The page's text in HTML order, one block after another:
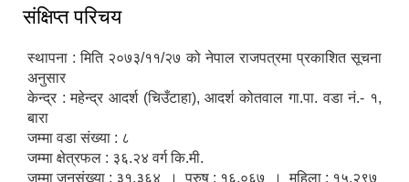
संक्षिप्त परिचय
स्थापना : मिति २०७३/११/२७ को नेपाल राजपत्रमा प्रकाशित सूचना
अनुसार
केन्द्र : महेन्द्र आदर्श (चिउँटाहा), आदर्श कोतवाल गा.पा. वडा नं.- १,
बारा
जम्मा वडा संख्या : ८
जम्मा क्षेत्रफल : ३६.२४ वर्ग कि.मी.
जम्मा जनसंख्या : ३१,३६४ । पुरुष : १६,०६७ । महिला : १५,२९७